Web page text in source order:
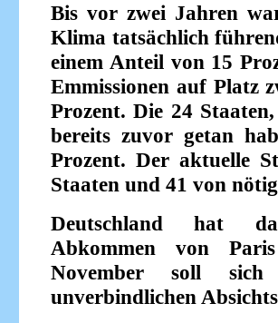
Bis vor zwei Jahren
Klima tatsächlich
einem Anteil von 15
Emmissionen auf Platz
Prozent. Die 24
bereits zuvor getan
Prozent. Der aktuelle
Staaten und 41 von
Deutschland hat
Abkommen von
November soll
unverbindlichen